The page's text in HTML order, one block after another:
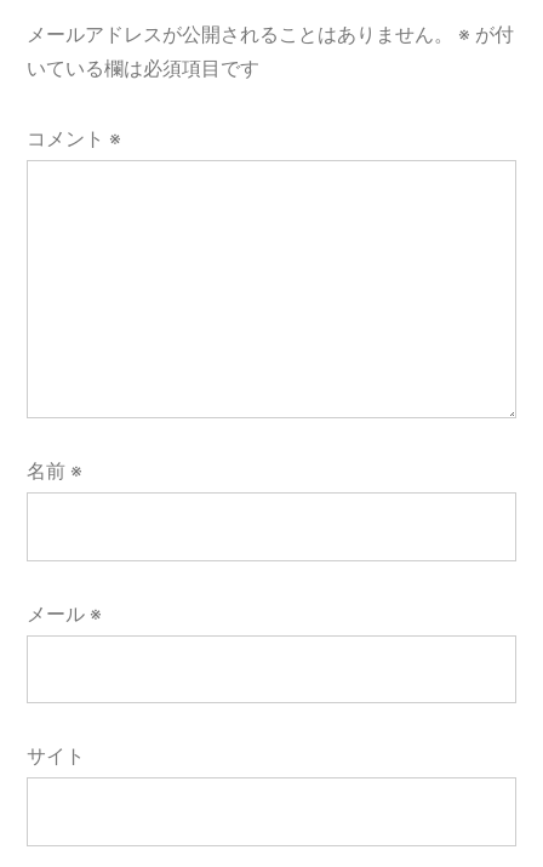
ン
メールアドレスが公開されることはありません。 ※ が付
いている欄は必須項目です
コメント ※
名前 ※
メール ※
サイト